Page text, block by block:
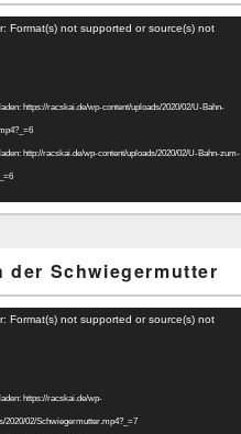
Format(s) not supported or source(s) not
https://racskai.de/wp-content/uploads/2020/02/U-Bahn-
http://racskai.de/wp-content/uploads/2020/02/U-Bahn-zum-
der Schwiegermutter
Format(s) not supported or source(s) not
https://racskai.de/wp-
2020/02/Schwiegermutter.mp4?_=7